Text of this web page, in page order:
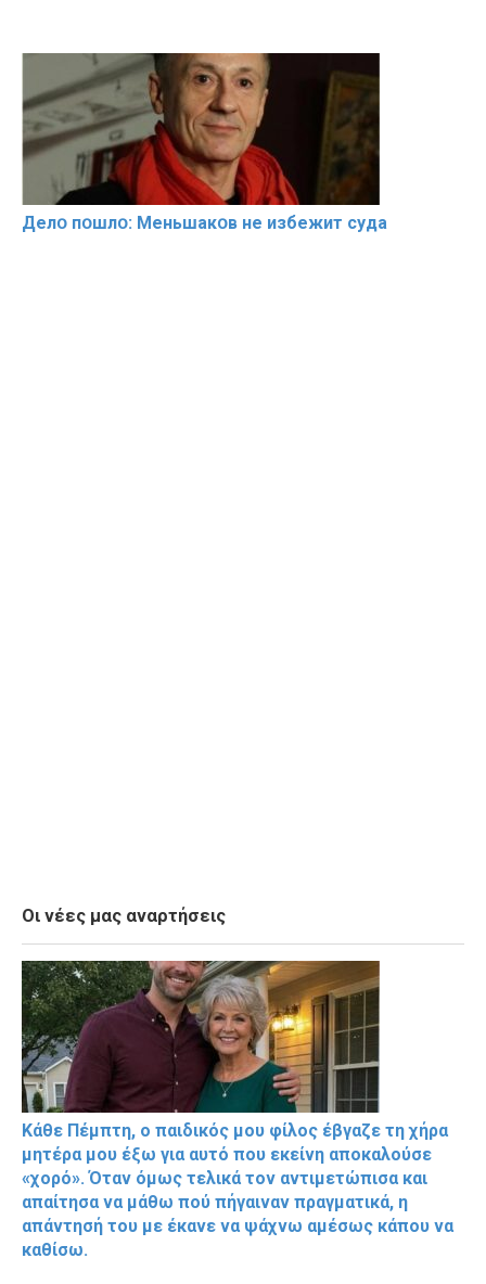
Делօ пօшлօ: Меньшакօв не избeжит cyдa
Οι νέες μας αναρτήσεις
Κάθε Πέμπτη, ο παιδικός μου φίλος έβγαζε τη χήρα
μητέρα μου έξω για αυτό που εκείνη αποκαλούσε
«χορό». Όταν όμως τελικά τον αντιμετώπισα και
απαίτησα να μάθω πού πήγαιναν πραγματικά, η
απάντησή του με έκανε να ψάχνω αμέσως κάπου να
καθίσω.